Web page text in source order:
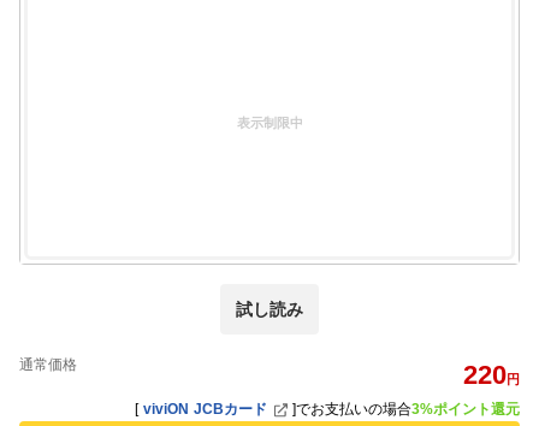
表示制限中
試し読み
通常価格 220円
[ viviON JCBカード ]でお支払いの場合3%ポイント還元